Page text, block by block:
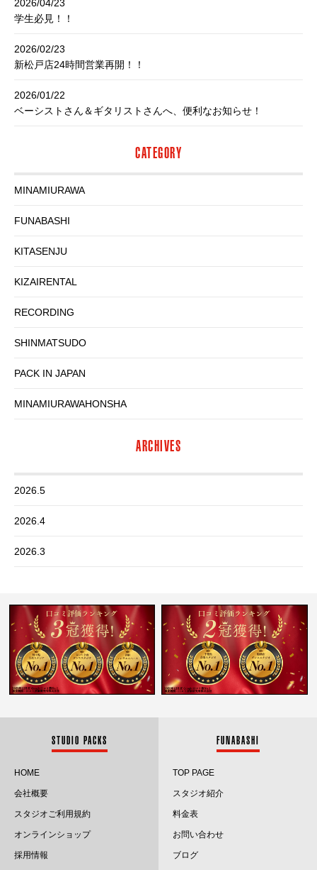
2026/04/23
学生必見！！
2026/02/23
新松戸店24時間営業再開！！
2026/01/22
ベーシストさん＆ギタリストさんへ、便利なお知らせ！
CATEGORY
MINAMIURAWA
FUNABASHI
KITASENJU
KIZAIRENTAL
RECORDING
SHINMATSUDO
PACK IN JAPAN
MINAMIURAWAHONSHA
ARCHIVES
2026.5
2026.4
2026.3
2026.1
2025.12
2025.11
2025.7
2025.5
STUDIO PACKS
HOME
会社概要
スタジオご利用規約
オンラインショップ
採用情報
FUNABASHI
TOP PAGE
スタジオ紹介
料金表
お問い合わせ
ブログ